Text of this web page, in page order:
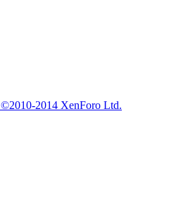
©2010-2014 XenForo Ltd.